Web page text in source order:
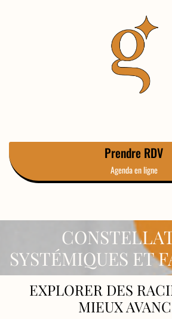
Prendre RDV
Agenda en ligne
SYSTÉMIQUES ET
EXPLORER DES
MIEUX